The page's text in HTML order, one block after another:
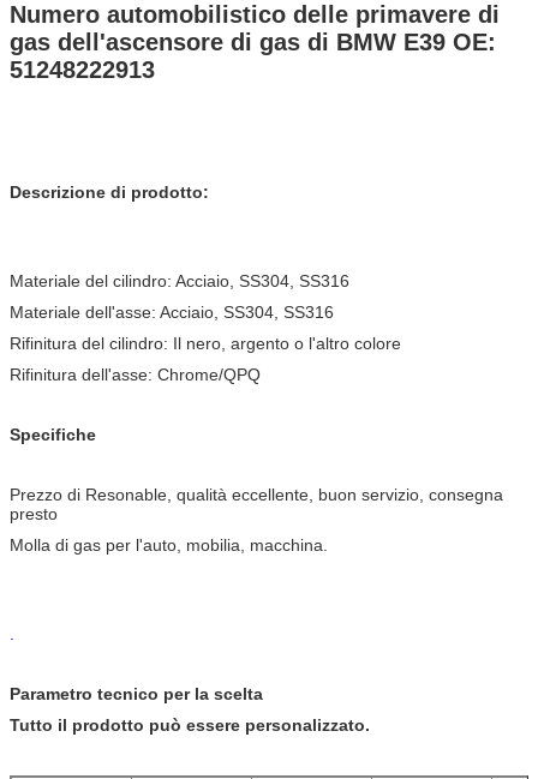
Numero automobilistico delle primavere di
gas dell'ascensore di gas di BMW E39 OE:
51248222913
Descrizione di prodotto:
Materiale del cilindro: Acciaio, SS304, SS316
Materiale dell'asse: Acciaio, SS304, SS316
Rifinitura del cilindro: Il nero, argento o l'altro colore
Rifinitura dell'asse: Chrome/QPQ
Specifiche
Prezzo di Resonable, qualità eccellente, buon servizio, consegna
presto
Molla di gas per l'auto, mobilia, macchina.
Parametro tecnico per la scelta
Tutto il prodotto può essere personalizzato.